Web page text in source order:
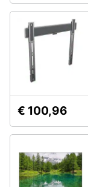
€ 100,96